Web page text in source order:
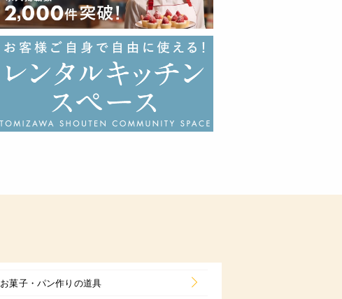
お菓子・パン作りの道具